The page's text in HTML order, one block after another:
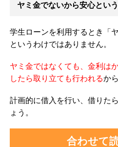
ヤミ金でないから安心とい
学生ローンを利用するとき「
というわけではありません。
ヤミ金ではなくても、金利は
したら取り立ても行われるか
計画的に借入を行い、借りた
ょう。
合わせて